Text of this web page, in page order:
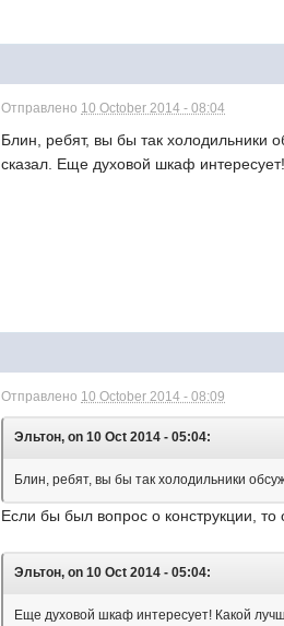
Отправлено 10 October 2014 - 08:04
Блин, ребят, вы бы так холодильники
сказал. Еще духовой шкаф
Отправлено 10 October 2014 - 08:09
Эльтон, on 10 Oct 2014 - 05:04:
Блин, ребят, вы бы так холодильники
Если бы был вопрос о конструкции,
Эльтон, on 10 Oct 2014 - 05:04:
Еще духовой шкаф интересует! Какой